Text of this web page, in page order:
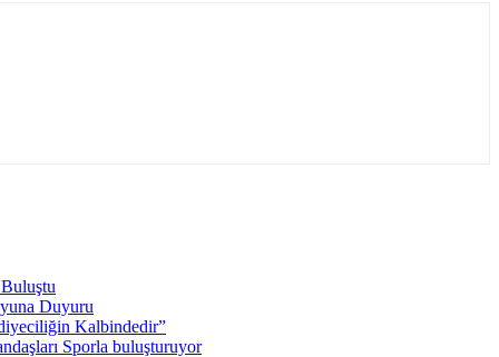
Duyuru
Kalbindedir”
Sporla buluşturuyor